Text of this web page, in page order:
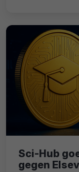
Sci-Hub
gegen